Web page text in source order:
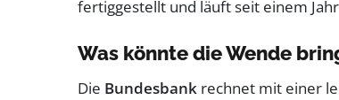
fertiggestellt und läuft seit einem
Was könnte die Wende
Die Bundesbank rechnet mit einer